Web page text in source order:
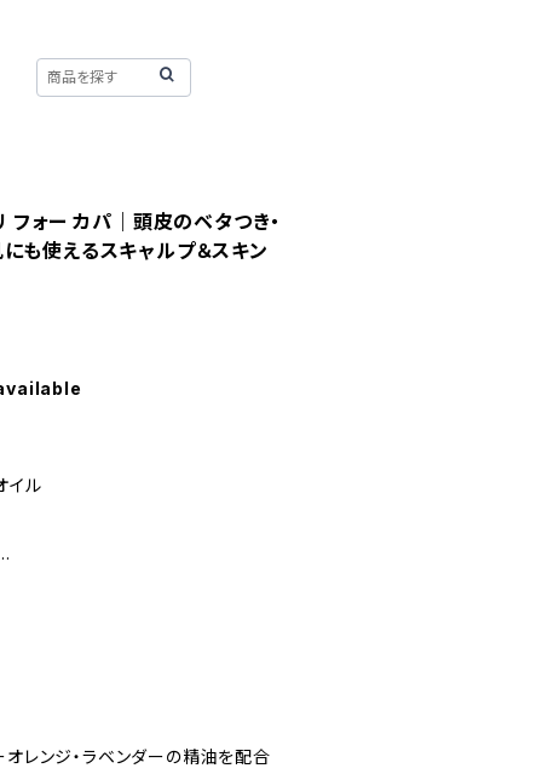
フォー カパ｜頭皮のベタつき・
も使えるスキャルプ＆スキン
イル
オレンジ・ラベンダーの精油を配合